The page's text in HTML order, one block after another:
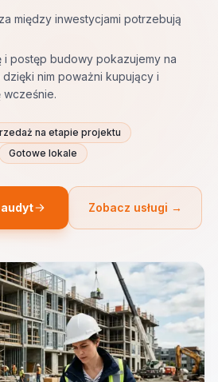
między inwestycjami potrzebują
i postęp budowy pokazujemy na
nim poważni kupujący i
wcześnie.
na etapie projektu
Gotowe lokale
audyt Zobacz usługi →